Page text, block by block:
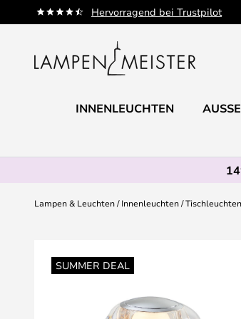
Hervorragend bei Trustpilot
Zum
Inhalt
INNENLEUCHTEN
Lampen & Leuchten Innenleuchten Tischleuchten
SUMMER DEAL
Ende